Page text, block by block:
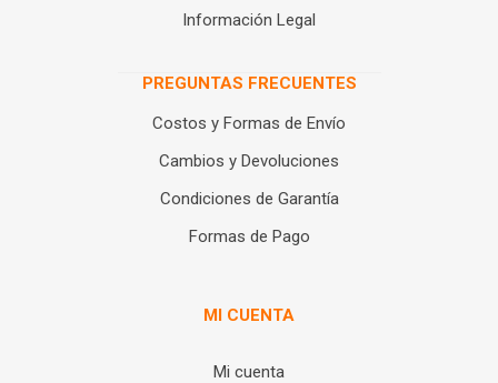
Información Legal
PREGUNTAS FRECUENTES
Costos y Formas de Envío
Cambios y Devoluciones
Condiciones de Garantía
Formas de Pago
MI CUENTA
Mi cuenta